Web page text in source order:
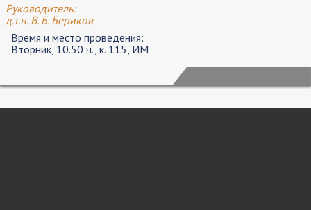
Руководитель:
д.т.н. В. Б. Бериков
Время и место проведения:
Вторник, 10.50 ч., к. 115, ИМ